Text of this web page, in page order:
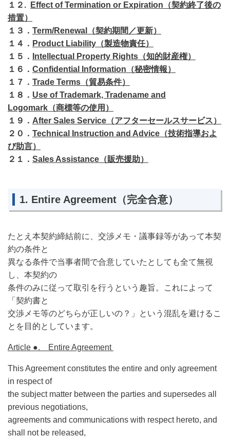
１２ .
Effect of Termination or Expiration（契約終了後の
措置）
１３． Term/Renewal（契約期間／更新）
１４． Product Liability（製造物責任）
１５．
Intellectual Property Rights（知的財産権）
１６． Confidential Information（秘密情報）
１７． Trade Terms（貿易条件）
１８． Use of Trademark, Tradename and
Logomark（商標等の使用）
１９． After Sales Service（アフターセールスサービス）
２０． Technical Instruction and Advice（技術指導およ
び助言）
２１． Sales Assistance（販売援助）
1. Entire Agreement（完全合意）
たとえ本契約締結前に、交渉メモ・議事録等があって本契
約の条件と
異なる条件で当事者間で合意していたとしても全て無視
し、本契約の
条件のみに従って取引を行うという趣旨。これによって
「契約書と
交渉メモ等のどちらが正しいの？」という混乱を避けるこ
とを目的としています。
Article ●. Entire Agreement
This Agreement constitutes the entire and only agreement
in respect of
the subject matter between the parties and supersedes all
previous negotiations,
agreements and communications with respect hereto, and
shall not be released,